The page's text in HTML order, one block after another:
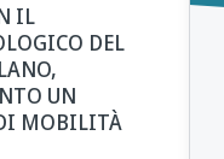
IL
DEL
UN
MOBILITÀ